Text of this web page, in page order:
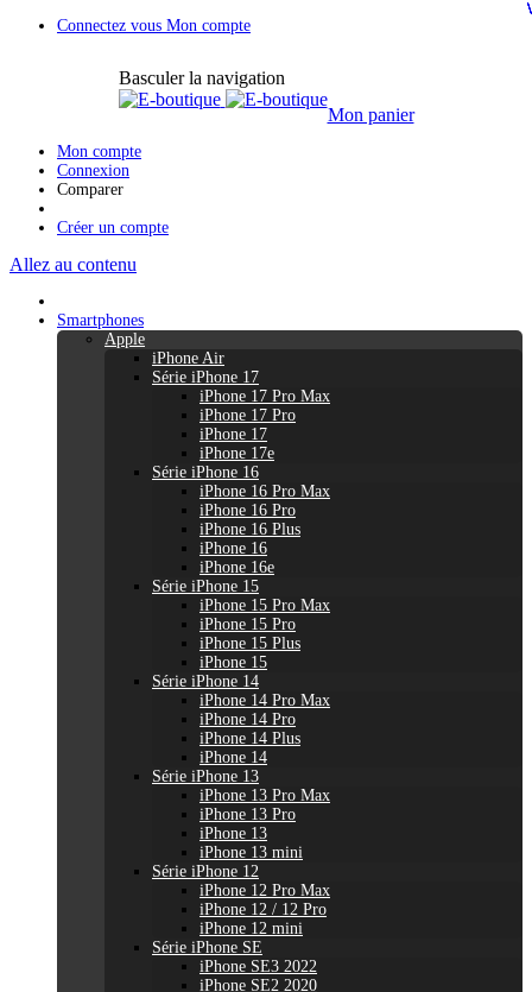
Connectez vous Mon compte
Basculer la navigation
Mon panier
Mon compte
Connexion
Comparer
Créer un compte
Allez au contenu
Smartphones
Apple
iPhone Air
Série iPhone 17
iPhone 17 Pro Max
iPhone 17 Pro
iPhone 17
iPhone 17e
Série iPhone 16
iPhone 16 Pro Max
iPhone 16 Pro
iPhone 16 Plus
iPhone 16
iPhone 16e
Série iPhone 15
iPhone 15 Pro Max
iPhone 15 Pro
iPhone 15 Plus
iPhone 15
Série iPhone 14
iPhone 14 Pro Max
iPhone 14 Pro
iPhone 14 Plus
iPhone 14
Série iPhone 13
iPhone 13 Pro Max
iPhone 13 Pro
iPhone 13
iPhone 13 mini
Série iPhone 12
iPhone 12 Pro Max
iPhone 12 / 12 Pro
iPhone 12 mini
Série iPhone SE
iPhone SE3 2022
iPhone SE2 2020